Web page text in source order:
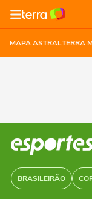
MAPA ASTRALTERRA
BRASILEIRÃO